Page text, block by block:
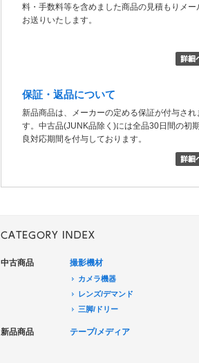
料・手数料等を含めました商品の見積もりメー
お送りいたします。
保証・返品について
新品商品は、メーカーの定める保証が付与され
す。中古品(JUNK品除く)には全品30日間の初
良対応期間を付与しております。
中古商品 撮影機材
カメラ機器
レンズ/デマンド
三脚/ドリー
新品商品 テープ/メディア